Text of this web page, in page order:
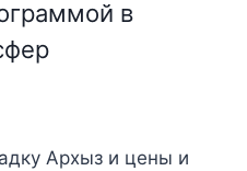
в
Архыз и цены и